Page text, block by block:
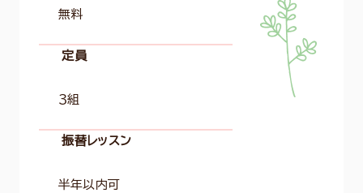
無料
定員
３組
振替レッスン
半年以内可